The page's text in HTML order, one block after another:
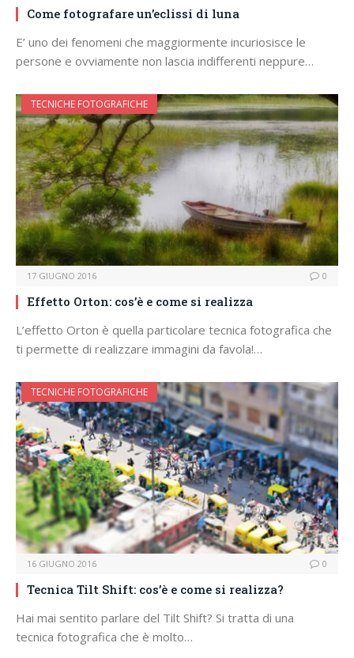
Come fotografare un’eclissi di luna
E’ uno dei fenomeni che maggiormente incuriosisce le
persone e ovviamente non lascia indifferenti neppure…
TECNICHE FOTOGRAFICHE
17 GIUGNO 2016 0
Effetto Orton: cos’è e come si realizza
L’effetto Orton è quella particolare tecnica fotografica che
ti permette di realizzare immagini da favola!…
TECNICHE FOTOGRAFICHE
16 GIUGNO 2016 0
Tecnica Tilt Shift: cos’è e come si realizza?
Hai mai sentito parlare del Tilt Shift? Si tratta di una
tecnica fotografica che è molto…